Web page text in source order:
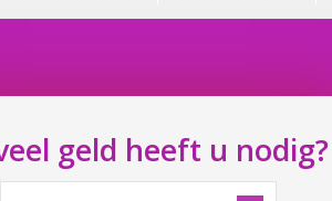
geld heeft u nodig?